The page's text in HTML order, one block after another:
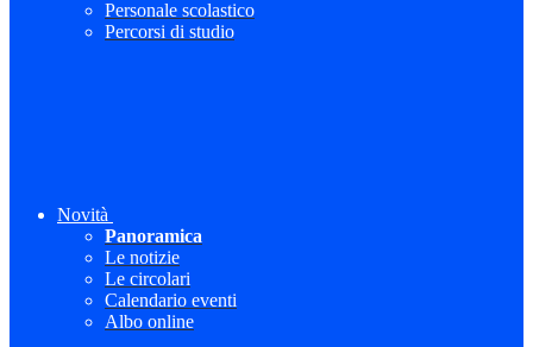
Personale scolastico
Percorsi di studio
Novità
Panoramica
Le notizie
Le circolari
Calendario eventi
Albo online